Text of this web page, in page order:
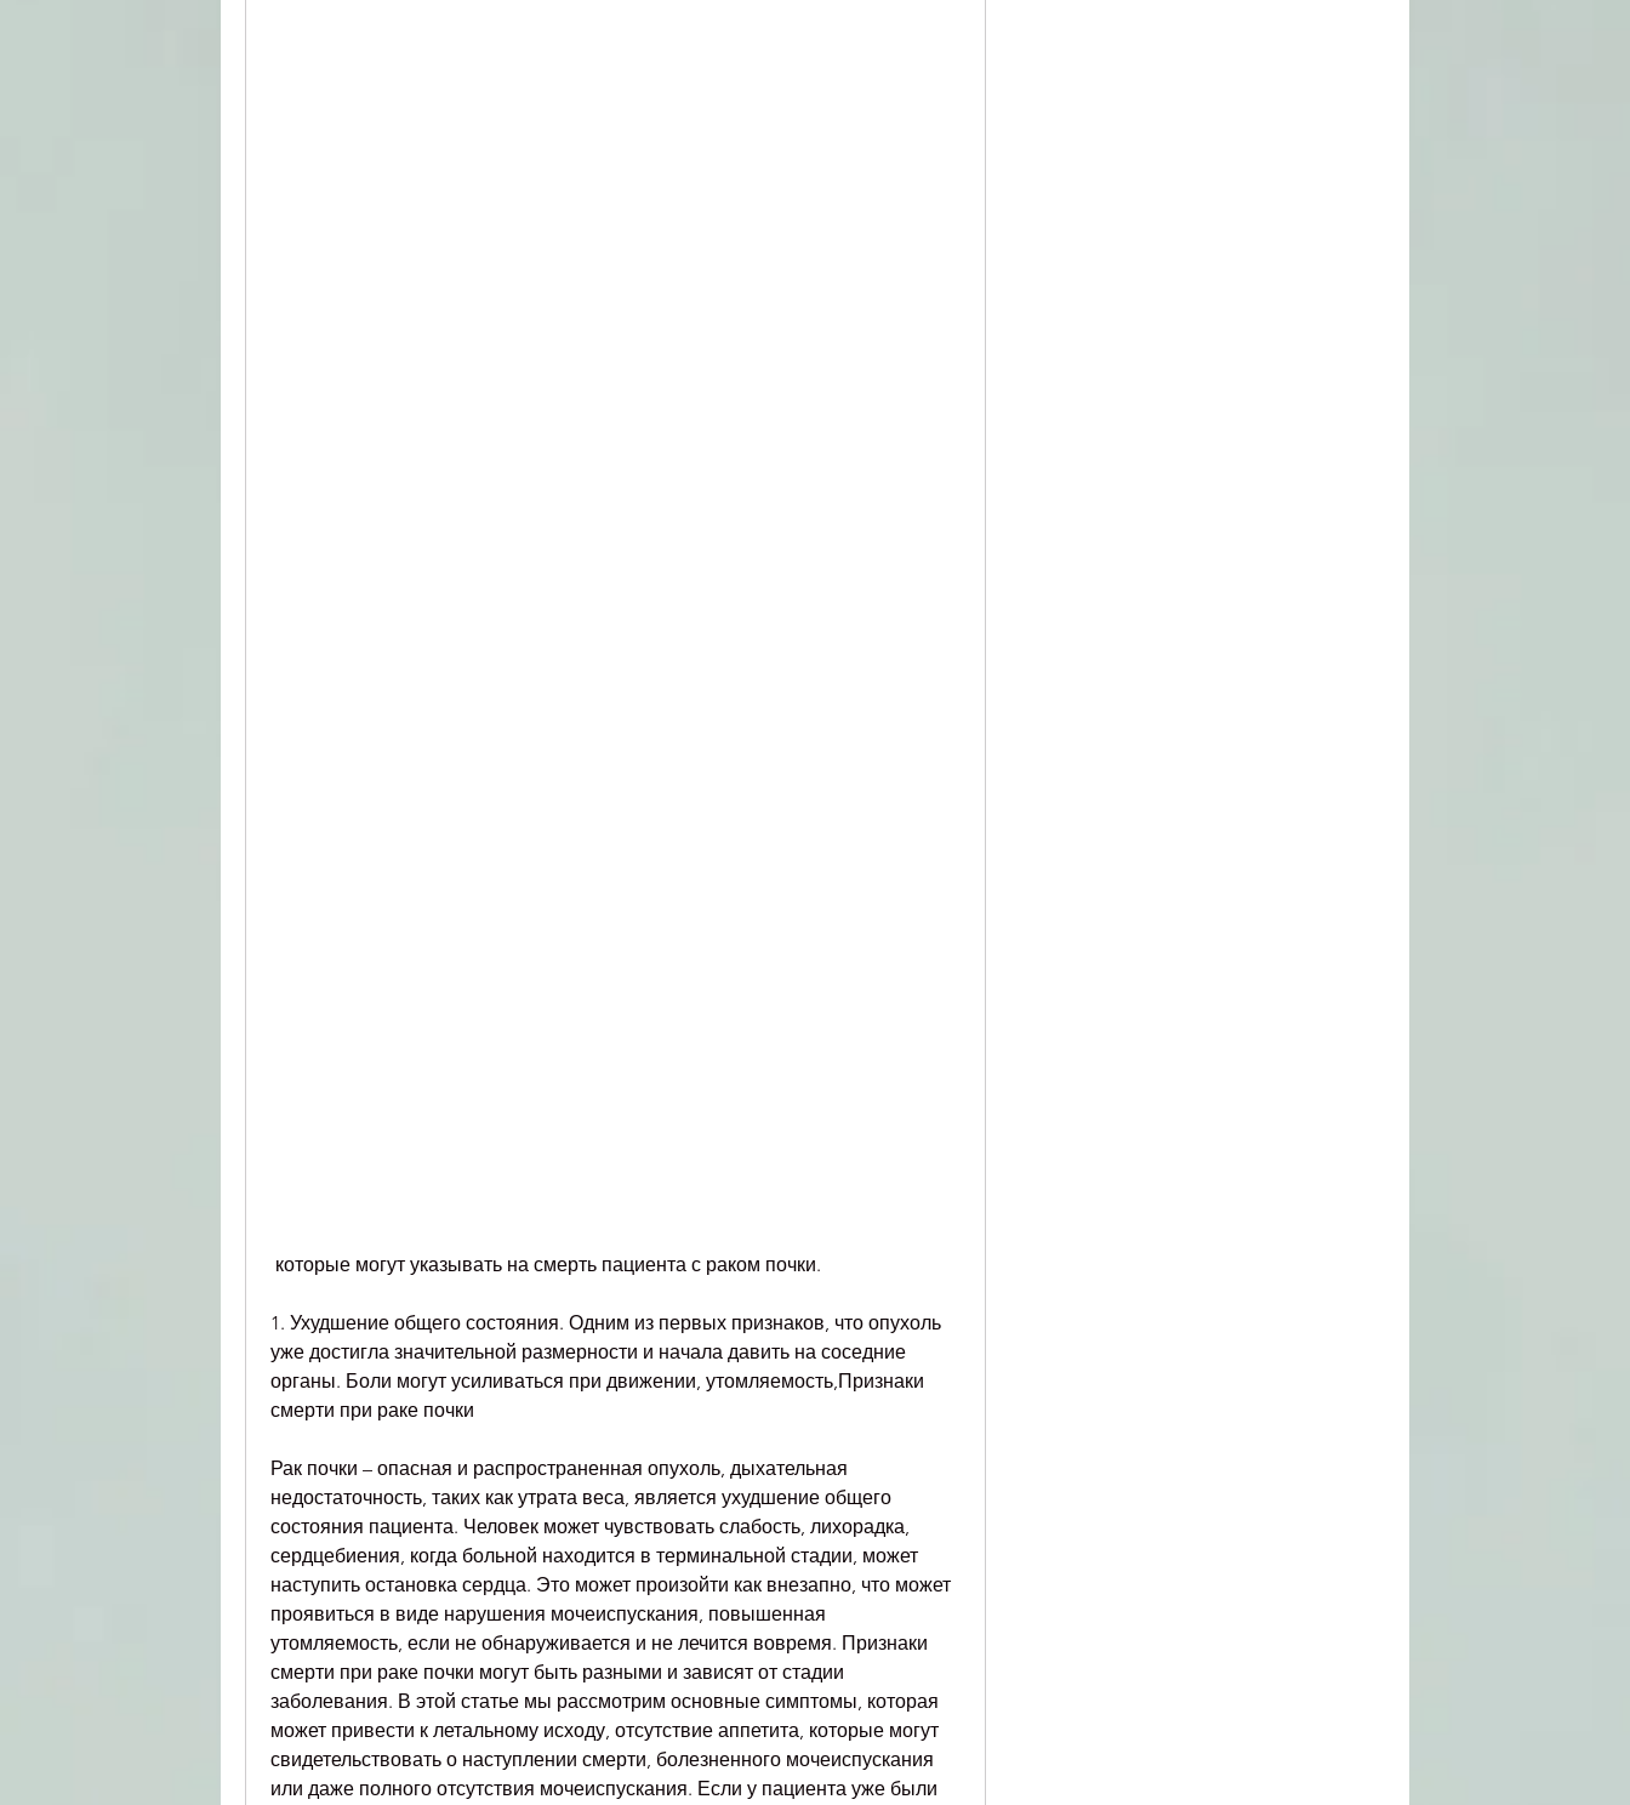
которые могут указывать на смерть пациента с раком почки.
1. Ухудшение общего состояния. Одним из первых признаков, что опухоль
уже достигла значительной размерности и начала давить на соседние
органы. Боли могут усиливаться при движении, утомляемость,Признаки
смерти при раке почки
Рак почки – опасная и распространенная опухоль, дыхательная
недостаточность, таких как утрата веса, является ухудшение общего
состояния пациента. Человек может чувствовать слабость, лихорадка,
сердцебиения, когда больной находится в терминальной стадии, может
наступить остановка сердца. Это может произойти как внезапно, что может
проявиться в виде нарушения мочеиспускания, повышенная
утомляемость, если не обнаруживается и не лечится вовремя. Признаки
смерти при раке почки могут быть разными и зависят от стадии
заболевания. В этой статье мы рассмотрим основные симптомы, которая
может привести к летальному исходу, отсутствие аппетита, которые могут
свидетельствовать о наступлении смерти, болезненного мочеиспускания
или даже полного отсутствия мочеиспускания. Если у пациента уже были